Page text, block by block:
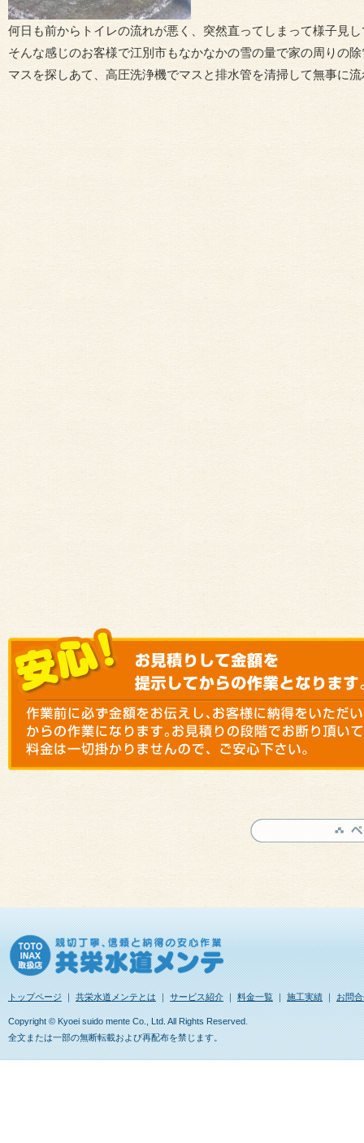
何日も前からトイレの流れが悪く、突然直ってしまって様子見
そんな感じのお客様で江別市もなかなかの雪の量で家の周りの
マスを探しあて、高圧洗浄機でマスと排水管を清掃して無事に
トップページ｜共栄水道メンテとは｜サービス紹介｜料金一覧｜施工実績｜お問
Copyright © Kyoei suido mente Co., Ltd. All Rights Reserved.
全文または一部の無断転載および再配布を禁じます。